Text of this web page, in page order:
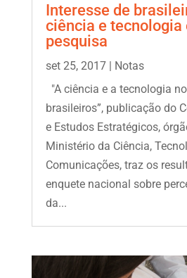
Interesse de
ciência e tecnologia
pesquisa
set 25, 2017| Notas
"A ciência e a tecnologia
brasileiros”, publicação do
e Estudos Estratégicos,
Ministério da Ciência,
Comunicações, traz os
enquete nacional sobre
da...